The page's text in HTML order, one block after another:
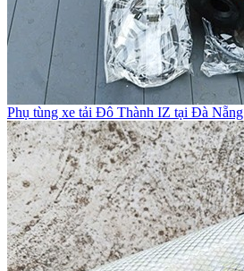
Phụ tùng xe tải Đô Thành IZ tại Đà Nẵng